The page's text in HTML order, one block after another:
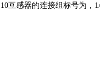
互感器的连接组标号为，1/